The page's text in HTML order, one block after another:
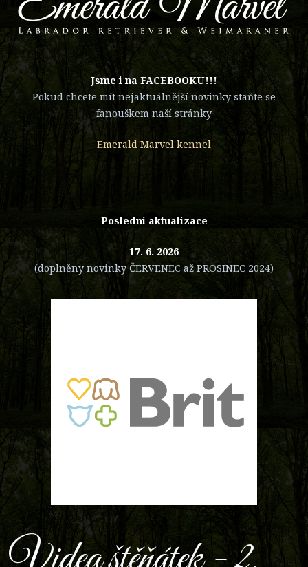
​Jsme i na FACEBOOKU!!!
Pokud chcete mít nejaktuálnější novinky staňte se
fanouškem naší stránky
Emerald Marvel kennel
Poslední aktualizace
17. 6. 2026
(doplněny novinky ČERVENEC až PROSINEC 2024)